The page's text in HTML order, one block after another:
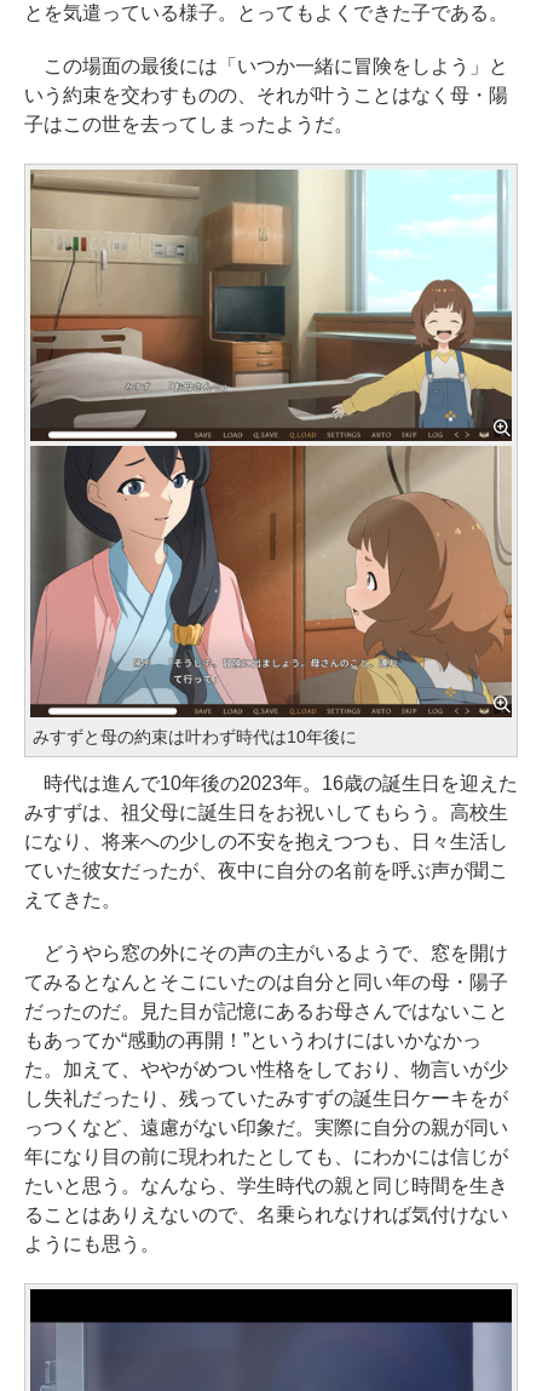
とを気遣っている様子。とってもよくできた子である。
この場面の最後には「いつか一緒に冒険をしよう」と
いう約束を交わすものの、それが叶うことはなく母・陽
子はこの世を去ってしまったようだ。
みすずと母の約束は叶わず時代は10年後に
時代は進んで10年後の2023年。16歳の誕生日を迎えた
みすずは、祖父母に誕生日をお祝いしてもらう。高校生
になり、将来への少しの不安を抱えつつも、日々生活し
ていた彼女だったが、夜中に自分の名前を呼ぶ声が聞こ
えてきた。
どうやら窓の外にその声の主がいるようで、窓を開け
てみるとなんとそこにいたのは自分と同い年の母・陽子
だったのだ。見た目が記憶にあるお母さんではないこと
もあってか“感動の再開！”というわけにはいかなかっ
た。加えて、ややがめつい性格をしており、物言いが少
し失礼だったり、残っていたみすずの誕生日ケーキをが
っつくなど、遠慮がない印象だ。実際に自分の親が同い
年になり目の前に現われたとしても、にわかには信じが
たいと思う。なんなら、学生時代の親と同じ時間を生き
ることはありえないので、名乗られなければ気付けない
ようにも思う。